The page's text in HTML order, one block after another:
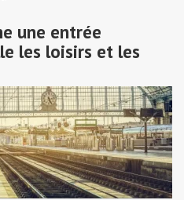
une entrée
les loisirs et les